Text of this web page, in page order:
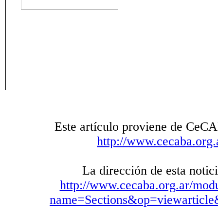
Este artículo proviene de
http://
La dirección de esta
http://www.cecaba.org.ar/